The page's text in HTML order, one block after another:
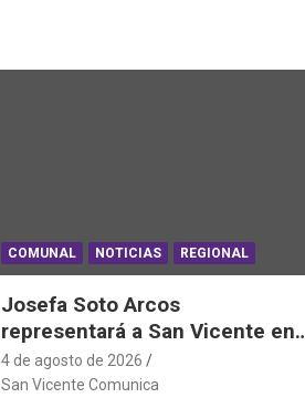
COMUNAL NOTICIAS REGIONAL
Josefa Soto Arcos
representará a San Vicente en
el Mundial Junior de
Powerlifting Sudáfrica 2026
4 de agosto de 2026
San Vicente Comunica